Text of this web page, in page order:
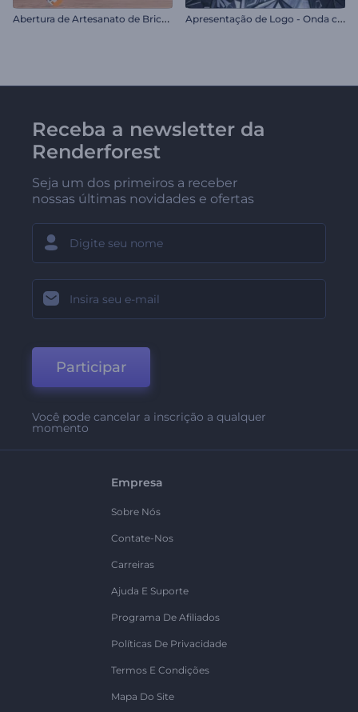
A
bertura de Artesanato de Bricolagem A
presentação de Logo - Onda com Estilhaços de Vidro
Receba a newsletter da
Renderforest
Seja um dos primeiros a receber
nossas últimas novidades e ofertas
Participar
Você pode cancelar a inscrição a qualquer
momento
Empresa
Sobre Nós
Contate-Nos
Carreiras
Ajuda E Suporte
Programa De Afiliados
Políticas De Privacidade
Termos E Condições
Mapa Do Site